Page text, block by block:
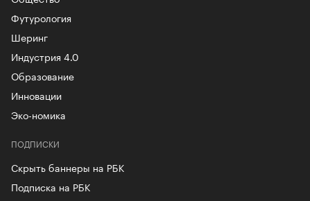
Футурология
Шеринг
Индустрия 4.0
Образование
Инновации
Эко-номика
ПОДПИСКИ
Скрыть баннеры на РБК
Подписка на РБК